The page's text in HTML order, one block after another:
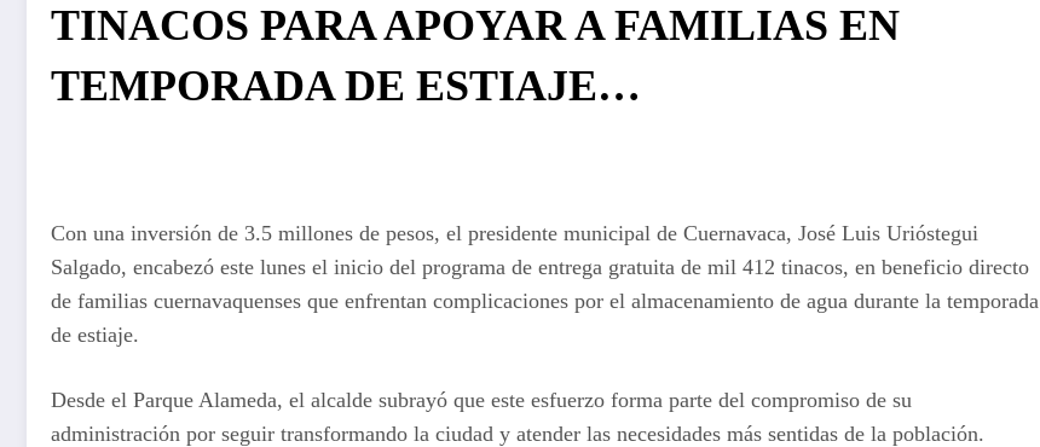
TINACOS PARA APOYAR A FAMILIAS EN
TEMPORADA DE ESTIAJE…
Con una inversión de 3.5 millones de pesos, el presidente municipal de Cuernavaca, José Luis Urióstegui
Salgado, encabezó este lunes el inicio del programa de entrega gratuita de mil 412 tinacos, en beneficio directo
de familias cuernavaquenses que enfrentan complicaciones por el almacenamiento de agua durante la temporada
de estiaje.
Desde el Parque Alameda, el alcalde subrayó que este esfuerzo forma parte del compromiso de su
administración por seguir transformando la ciudad y atender las necesidades más sentidas de la población.